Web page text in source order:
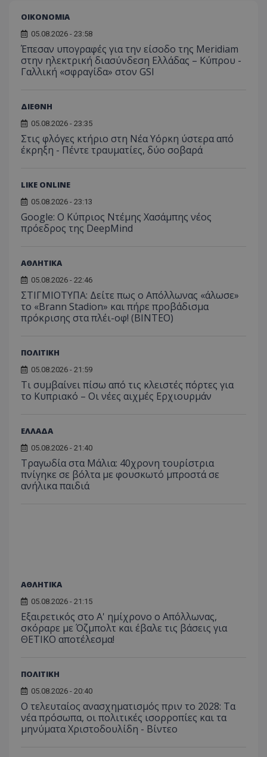
ΟΙΚΟΝΟΜΙΑ
05.08.2026 - 23:58
Έπεσαν υπογραφές για την είσοδο της Meridiam
στην ηλεκτρική διασύνδεση Ελλάδας – Κύπρου -
Γαλλική «σφραγίδα» στον GSI
ΔΙΕΘΝΗ
05.08.2026 - 23:35
Στις φλόγες κτήριο στη Νέα Υόρκη ύστερα από
έκρηξη - Πέντε τραυματίες, δύο σοβαρά
LIKE ONLINE
05.08.2026 - 23:13
Google: Ο Κύπριος Ντέμης Χασάμπης νέος
πρόεδρος της DeepMind
ΑΘΛΗΤΙΚΑ
05.08.2026 - 22:46
ΣΤΙΓΜΙΟΤΥΠΑ: Δείτε πως ο Απόλλωνας «άλωσε»
το «Brann Stadion» και πήρε προβάδισμα
πρόκρισης στα πλέι-οφ! (ΒΙΝΤΕΟ)
ΠΟΛΙΤΙΚΗ
05.08.2026 - 21:59
Τι συμβαίνει πίσω από τις κλειστές πόρτες για
το Κυπριακό – Οι νέες αιχμές Ερχιουρμάν
ΕΛΛΑΔΑ
05.08.2026 - 21:40
Τραγωδία στα Μάλια: 40χρονη τουρίστρια
πνίγηκε σε βόλτα με φουσκωτό μπροστά σε
ανήλικα παιδιά
ΑΘΛΗΤΙΚΑ
05.08.2026 - 21:15
Εξαιρετικός στο Α' ημίχρονο ο Απόλλωνας,
σκόραρε με Όζμπολτ και έβαλε τις βάσεις για
ΘΕΤΙΚΟ αποτέλεσμα!
ΠΟΛΙΤΙΚΗ
05.08.2026 - 20:40
Ο τελευταίος ανασχηματισμός πριν το 2028: Τα
νέα πρόσωπα, οι πολιτικές ισορροπίες και τα
μηνύματα Χριστοδουλίδη - Βίντεο